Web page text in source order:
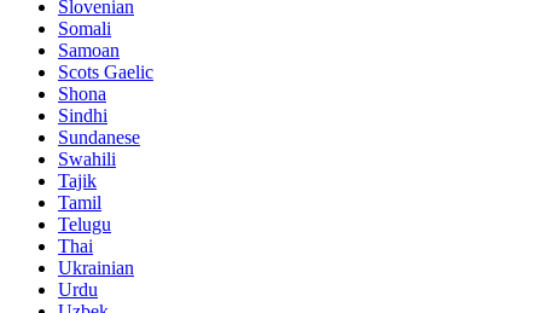
Slovenian
Somali
Samoan
Scots Gaelic
Shona
Sindhi
Sundanese
Swahili
Tajik
Tamil
Telugu
Thai
Ukrainian
Urdu